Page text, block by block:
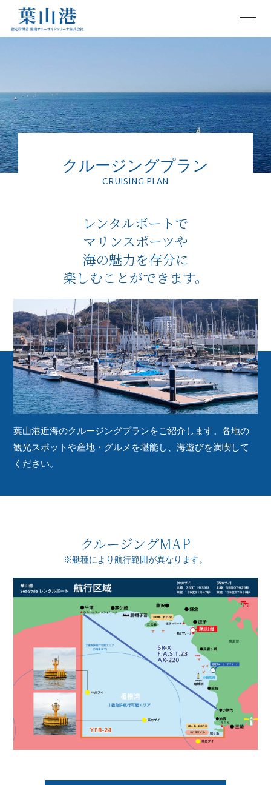
クルージングプラン
CRUISING PLAN
レンタルボートで
マリンスポーツや
海の魅力を存分に
楽しむことができます。
葉山港近海のクルージングプランをご紹介します。各地の
観光スポットや産地・グルメを堪能し、海遊びを満喫して
ください。
クルージングMAP
※艇種により航行範囲が異なります。